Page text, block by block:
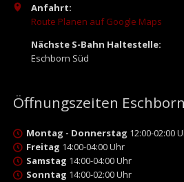
Anfahrt:
Route Planen auf Google Maps
Nächste S-Bahn Haltestelle:
Eschborn Süd
Öffnungszeiten Eschborn
Montag - Donnerstag 12:00-02:00
Freitag 14:00-04:00 Uhr
Samstag 14:00-04:00 Uhr
Sonntag 14:00-02:00 Uhr